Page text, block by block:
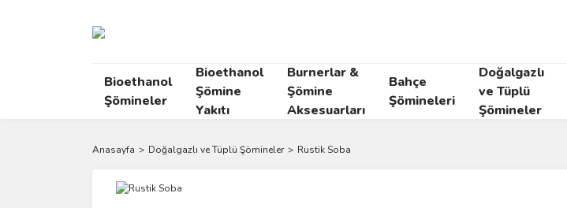
Bioethanol
Şömineler
Bioethanol
Şömine
Yakıtı
Burnerlar &
Şömine
Aksesuarları
Bahçe
Şömineleri
Doğalgazlı
ve Tüplü
Şömineler
Anasayfa Doğalgazlı ve Tüplü Şömineler Rustik Soba